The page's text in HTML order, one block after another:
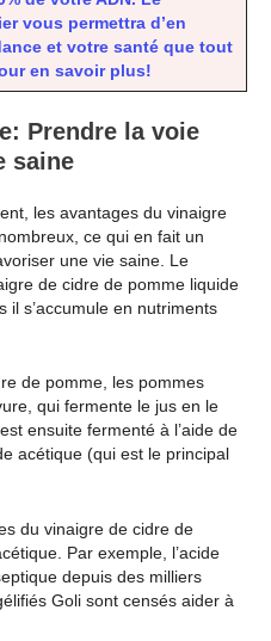
vous permettra d’en
et votre santé que tout
en savoir plus!
Prendre la voie
saine
les avantages du vinaigre
ce qui en fait un
une vie saine. Le
de cidre de pomme liquide
il s’accumule en nutriments
de pomme, les pommes
qui fermente le jus en le
ensuite fermenté à l’aide de
acétique (qui est le principal
du vinaigre de cidre de
Par exemple, l’acide
depuis des milliers
Goli sont censés aider à